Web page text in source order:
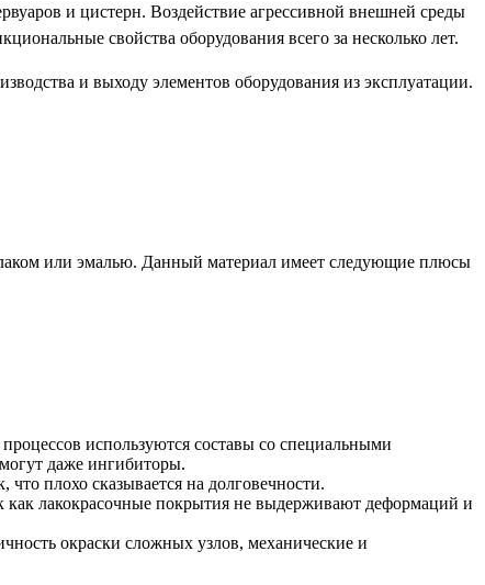
и цистерн. Воздействие агрессивной внешней среды
свойства оборудования всего за несколько лет.
и выходу элементов оборудования из эксплуатации.
или эмалью. Данный материал имеет следующие плюсы
используются составы со специальными
даже ингибиторы.
плохо сказывается на долговечности.
лакокрасочные покрытия не выдерживают деформаций и
окраски сложных узлов, механические и